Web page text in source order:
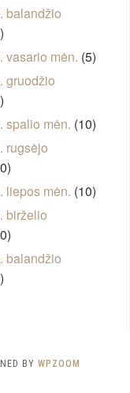
balandžio
vasario mėn. (5)
gruodžio
spalio mėn. (10)
rugsėjo
liepos mėn. (10)
birželio
balandžio
BY WPZOOM